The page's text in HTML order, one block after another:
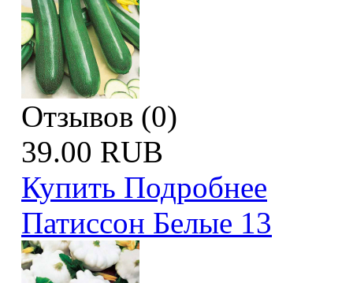
Отзывов (0)
39.00 RUB
Купить Подробнее
Патиссон Белые 13